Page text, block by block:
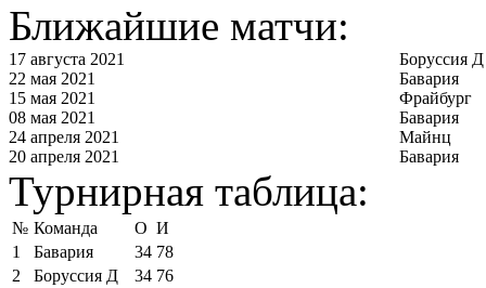
Ближайшие матчи:
17 августа 2021
Боруссия Д
22 мая 2021
Бавария
15 мая 2021
Фрайбург
08 мая 2021
Бавария
24 апреля 2021
Майнц
20 апреля 2021
Бавария
Турнирная таблица:
№ Команда О И
1
Бавария 34 78
2
Боруссия Д 34 76